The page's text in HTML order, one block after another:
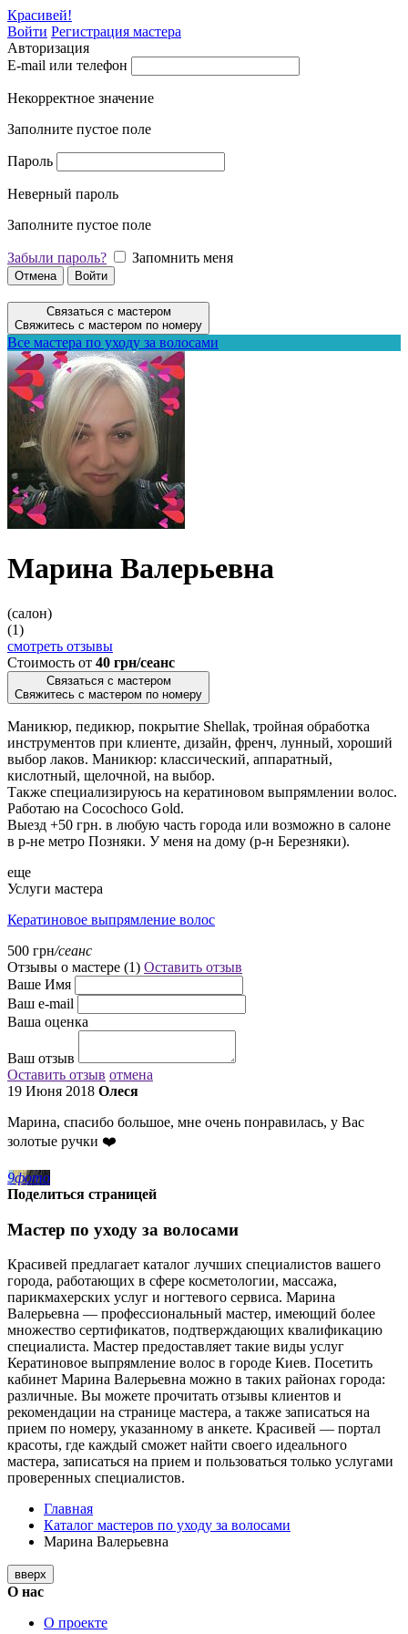
Красивей!
Войти Регистрация мастера
Авторизация
E-mail или телефон
Некорректное значение
Заполните пустое поле
Пароль
Неверный пароль
Заполните пустое поле
Забыли пароль? Запомнить меня
Отмена Войти
Связаться с мастером
Свяжитесь с мастером по номеру
Все мастера по уходу за волосами
Марина Валерьевна
(салон)
(1)
смотреть отзывы
Стоимость от 40 грн/сеанс
Связаться с мастером
Свяжитесь с мастером по номеру
Маникюр, педикюр, покрытие Shellak, тройная обработка
инструментов при клиенте, дизайн, френч, лунный, хороший
выбор лаков. Маникюр: классический, аппаратный,
кислотный, щелочной, на выбор.
Также специализируюсь на кератиновом выпрямлении волос.
Работаю на Cocochoco Gold.
Выезд +50 грн. в любую часть города или возможно в салоне
в р-не метро Позняки. У меня на дому (р-н Березняки).
еще
Услуги мастера
Кератиновое выпрямление волос
500 грн/сеанс
Отзывы о мастере (1) Оставить отзыв
Ваше Имя
Ваш e-mail
Ваша оценка
Ваш отзыв
Оставить отзыв отмена
19 Июня 2018 Олеся
Марина, спасибо большое, мне очень понравилась, у Вас
золотые ручки ❤️
9фото
Поделиться страницей
Мастер по уходу за волосами
Красивей предлагает каталог лучших специалистов вашего
города, работающих в сфере косметологии, массажа,
парикмахерских услуг и ногтевого сервиса. Марина
Валерьевна — профессиональный мастер, имеющий более
множество сертификатов, подтверждающих квалификацию
специалиста. Мастер предоставляет такие виды услуг
Кератиновое выпрямление волос в городе Киев. Посетить
кабинет Марина Валерьевна можно в таких районах города:
различные. Вы можете прочитать отзывы клиентов и
рекомендации на странице мастера, а также записаться на
прием по номеру, указанному в анкете. Красивей — портал
красоты, где каждый сможет найти своего идеального
мастера, записаться на прием и пользоваться только услугами
проверенных специалистов.
Главная
Каталог мастеров по уходу за волосами
Марина Валерьевна
вверх
О нас
О проекте